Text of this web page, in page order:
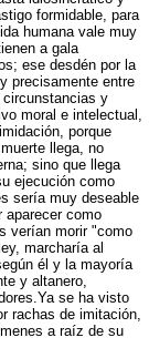
formidable, para
humana vale muy
a gala
ese desdén por la
precisamente entre
circunstancias y
moral e intelectual,
porque
llega, no
sino que llega
ejecución como
sería muy deseable
aparecer como
verían morir "como
marcharía al
él y la mayoría
y altanero,
se ha visto
rachas de imitación,
a raíz de su